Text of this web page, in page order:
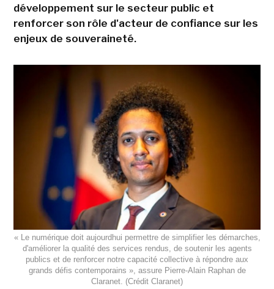
développement sur le secteur public et
renforcer son rôle d'acteur de confiance sur les
enjeux de souveraineté.
« Le numérique doit aujourdhui permettre de simplifier les démarches,
d'améliorer la qualité des services rendus, de soutenir les agents
publics et de renforcer notre capacité collective à répondre aux
grands défis contemporains », assure Pierre-Alain Raphan de
Claranet. (Crédit Claranet)